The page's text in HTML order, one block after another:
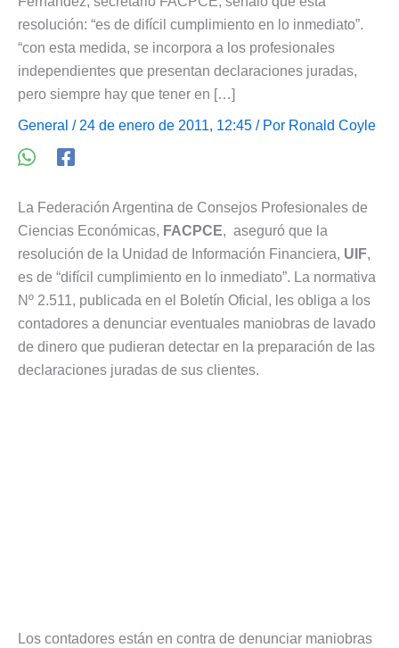
resolución: “es de difícil cumplimiento en lo inmediato”.
“con esta medida, se incorpora a los profesionales
independientes que presentan declaraciones juradas,
pero siempre hay que tener en […]
General / 24 de enero de 2011, 12:45 / Por Ronald Coyle
La Federación Argentina de Consejos Profesionales de
Ciencias Económicas, FACPCE, aseguró que la
resolución de la Unidad de Información Financiera, UIF,
es de “difícil cumplimiento en lo inmediato”. La normativa
Nº 2.511, publicada en el Boletín Oficial, les obliga a los
contadores a denunciar eventuales maniobras de lavado
de dinero que pudieran detectar en la preparación de las
declaraciones juradas de sus clientes.
Los contadores están en contra de denunciar maniobras